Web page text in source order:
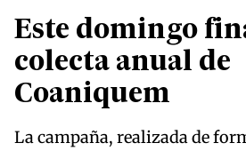
Este domingo
colecta anual de
Coaniquem
La campaña, realizada de